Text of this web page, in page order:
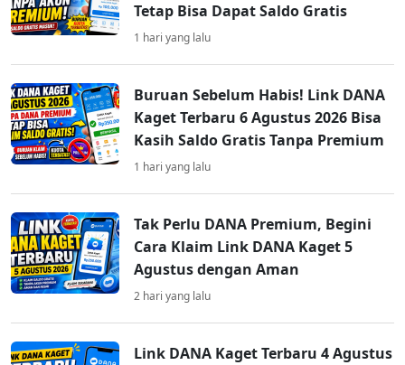
Tetap Bisa Dapat Saldo Gratis
1 hari yang lalu
Buruan Sebelum Habis! Link DANA
Kaget Terbaru 6 Agustus 2026 Bisa
Kasih Saldo Gratis Tanpa Premium
1 hari yang lalu
Tak Perlu DANA Premium, Begini
Cara Klaim Link DANA Kaget 5
Agustus dengan Aman
2 hari yang lalu
Link DANA Kaget Terbaru 4 Agustus